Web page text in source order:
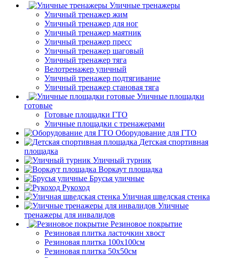
Уличные тренажеры
Уличный тренажер жим
Уличный тренажер для ног
Уличный тренажер маятник
Уличный тренажер пресс
Уличный тренажер шаговый
Уличный тренажер тяга
Велотренажер уличный
Уличный тренажер подтягивание
Уличный тренажер становая тяга
Уличные площадки
готовые
Готовые площадки ГТО
Уличные площадки с тренажерами
Оборудование для ГТО
Детская спортивная
площадка
Уличный турник
Воркаут площадка
Брусья уличные
Рукоход
Уличная шведская стенка
Уличные
тренажеры для инвалидов
Резиновое покрытие
Резиновая плитка ласточкин хвост
Резиновая плитка 100х100см
Резиновая плитка 50х50см